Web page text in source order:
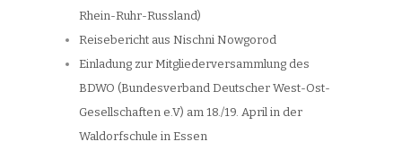
Rhein-Ruhr-Russland)
Reisebericht aus Nischni Nowgorod
Einladung zur Mitgliederversammlung des
BDWO (Bundesverband Deutscher West-Ost-
Gesellschaften e.V) am 18./19. April in der
Waldorfschule in Essen